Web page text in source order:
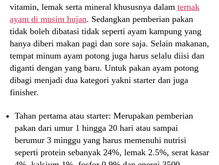
vitamin, lemak serta mineral khususnya dalam ternak
ayam di musim hujan. Sedangkan pemberian pakan
tidak boleh dibatasi tidak seperti ayam kampung yang
hanya diberi makan pagi dan sore saja. Selain makanan,
tempat minum ayam potong juga harus selalu diisi dan
diganti dengan yang baru. Untuk pakan ayam potong
dibagi menjadi dua kategori yakni starter dan juga
finisher.
Tahan pertama atau starter: Merupakan pemberian
pakan dari umur 1 hingga 20 hari atau sampai
berumur 3 minggu yang harus memenuhi nutrisi
seperti protein sebanyak 24%, lemak 2.5%, serat kasar